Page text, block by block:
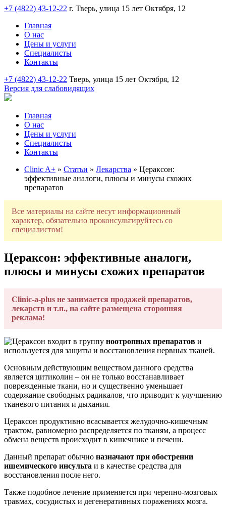
+7 (4822) 43-12-22 г. Тверь, улица 15 лет Октября, 12
Главная
О нас
Цены и услуги
Специалисты
Контакты
+7 (4822) 43-12-22 Тверь, улица 15 лет Октября, 12
Версия для слабовидящих
Главная
О нас
Цены и услуги
Специалисты
Контакты
Clinic A+ » Статьи » Лекарства » Цераксон:
эффективные аналоги, плюсы и минусы схожих
препаратов
Все материалы на сайте несут информационный
характер, обязательно проконсультируйтесь со
специалистом!
Цераксон: эффективные аналоги,
плюсы и минусы схожих препаратов
Clinic-a-plus не занимается продажей препаратов,
лекарств и т.п., на сайте размещена сторонняя
реклама!
входит в группу ноотропных препаратов и
используется для защиты и восстановления нервных тканей.
Основным действующим веществом данного средства
является цитиколин – он не только восстанавливает
поврежденные ткани, но и существенно уменьшает
содержание свободных радикалов, что приводит к улучшению
тканевого питания и дыхания.
Цераксон продуктивно всасывается желудочно-кишечным
трактом, равномерно распределяется по тканям, а процесс
обмена веществ происходит в кишечнике и печени.
Данный препарат обычно назначают при обострении
ишемического инсульта и в качестве средства для
восстановления после него.
Также подобное лечение применяется при черепно-мозговых
травмах, сосудистых и дегенеративных поражениях мозга.